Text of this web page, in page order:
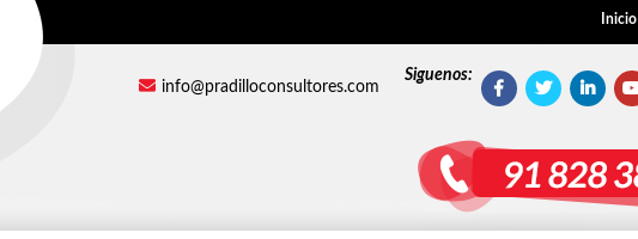
Inicio
Siguenos:
info@pradilloconsultores.com